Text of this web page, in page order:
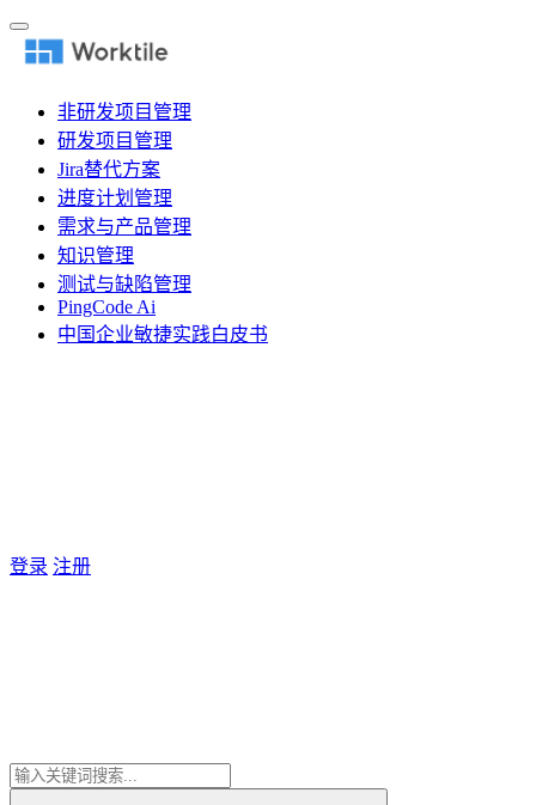
非研发项目管理
研发项目管理
Jira替代方案
进度计划管理
需求与产品管理
知识管理
测试与缺陷管理
PingCode Ai
中国企业敏捷实践白皮书
登录 注册